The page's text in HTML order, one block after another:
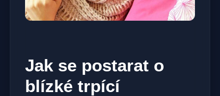
Jak se postarat o
blízké trpící